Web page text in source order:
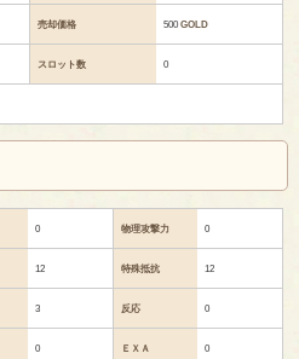
売却価格 500GOLD
スロット数 0
0 物理攻撃力 0
12 特殊抵抗 12
3 反応 0
0 ＥＸＡ 0